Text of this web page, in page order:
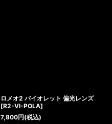
ロメオ2 バイオレット 偏光レンズ
[R2-VI-POLA]
7,800円(税込)